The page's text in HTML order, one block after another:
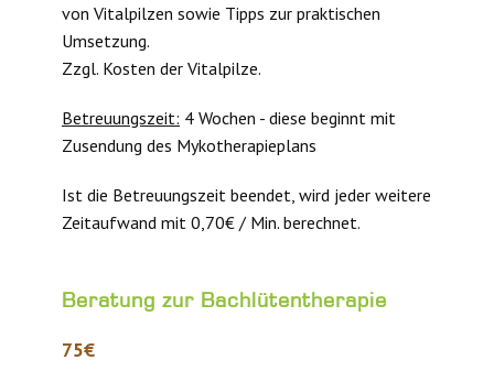
von Vitalpilzen sowie Tipps zur praktischen
Umsetzung.
Zzgl. Kosten der Vitalpilze.
Betreuungszeit: 4 Wochen - diese beginnt mit
Zusendung des Mykotherapieplans
Ist die Betreuungszeit beendet, wird jeder weitere
Zeitaufwand mit 0,70€ / Min. berechnet.
Beratung zur Bachlütentherapie
75€